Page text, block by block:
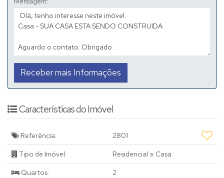
Características do Imóvel
Referência: 2801
Tipo de Imóvel: Residencial » Casa
Quartos: 2